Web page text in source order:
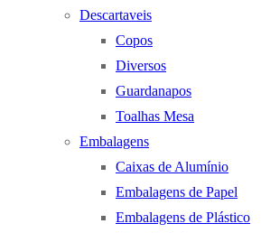
Descartaveis
Copos
Diversos
Guardanapos
Toalhas Mesa
Embalagens
Caixas de Alumínio
Embalagens de Papel
Embalagens de Plástico